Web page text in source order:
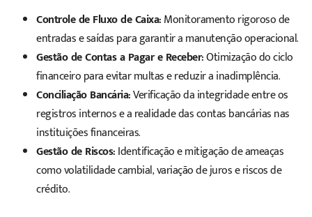
Controle de Fluxo de Caixa:Monitoramento rigoroso de
entradas e saídas para garantir a manutenção operacional.
Gestão de Contas a Pagar e Receber:Otimização do ciclo
financeiro para evitar multas e reduzir a inadimplência.
Conciliação Bancária:Verificação da integridade entre os
registros internos e a realidade das contas bancárias nas
instituições financeiras.
Gestão de Riscos:Identificação e mitigação de ameaças
como volatilidade cambial, variação de juros e riscos de
crédito.